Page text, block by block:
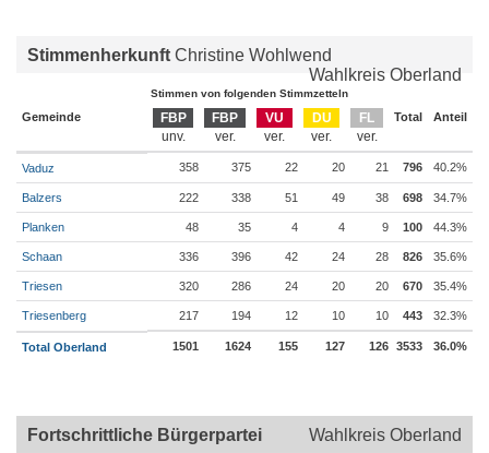
Stimmenherkunft Christine Wohlwend
Wahlkreis Oberland
Stimmen von folgenden Stimmzetteln
Gemeinde FBP FBP VU DU FL Total Anteil
Vaduz 358 375 22 20 21 796 40.2%
Balzers 222 338 51 49 38 698 34.7%
Planken 48 35 4 4 9 100 44.3%
Schaan 336 396 42 24 28 826 35.6%
Triesen 320 286 24 20 20 670 35.4%
Triesenberg 217 194 12 10 10 443 32.3%
Total Oberland 1501 1624 155 127 126 3533 36.0%
Fortschrittliche Bürgerpartei Wahlkreis Oberland